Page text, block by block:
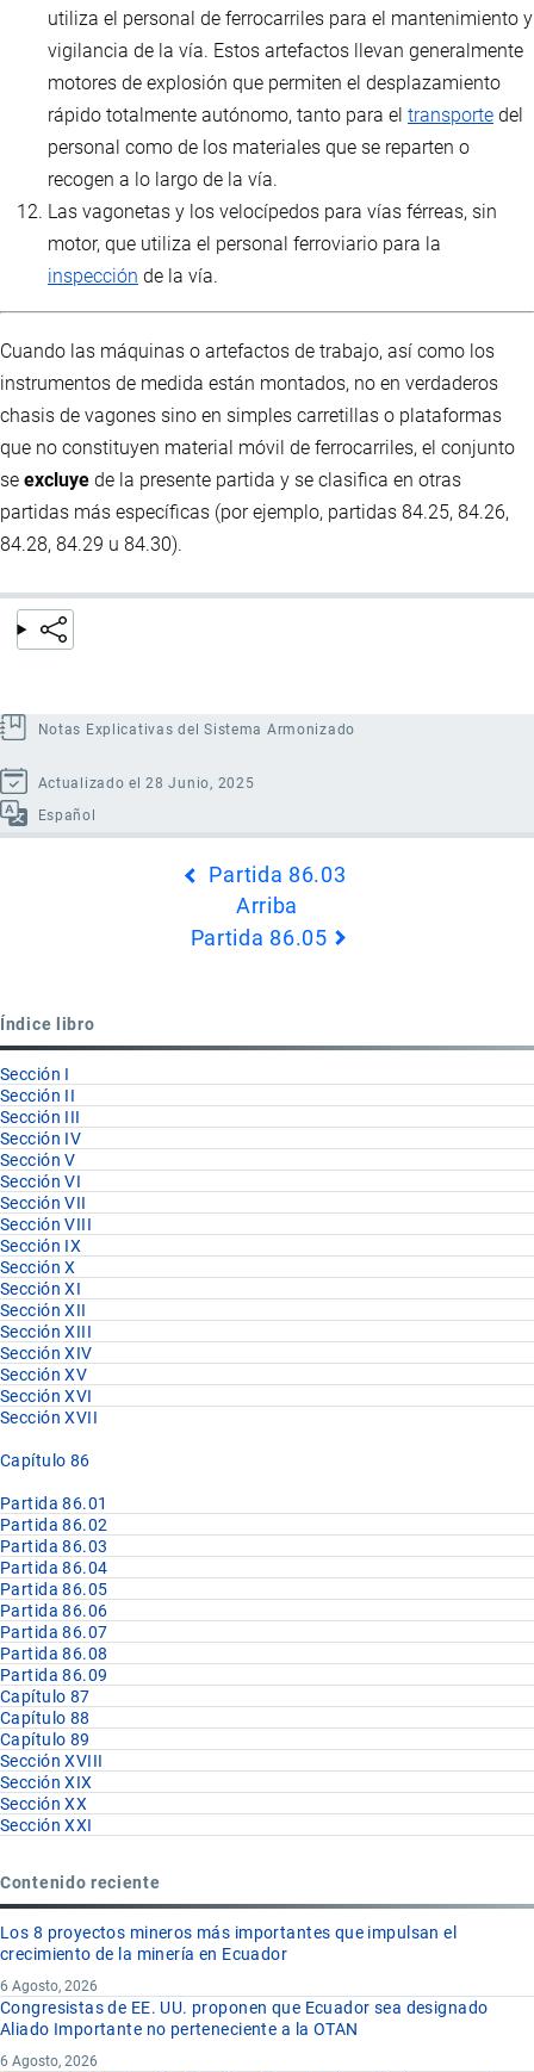
utiliza el personal de ferrocarriles para el mantenimiento y
vigilancia de la vía. Estos artefactos llevan generalmente
motores de explosión que permiten el desplazamiento
rápido totalmente autónomo, tanto para el transporte del
personal como de los materiales que se reparten o
recogen a lo largo de la vía.
Las vagonetas y los velocípedos para vías férreas, sin
motor, que utiliza el personal ferroviario para la
inspección de la vía.
Cuando las máquinas o artefactos de trabajo, así como los
instrumentos de medida están montados, no en verdaderos
chasis de vagones sino en simples carretillas o plataformas
que no constituyen material móvil de ferrocarriles, el conjunto
se excluye de la presente partida y se clasifica en otras
partidas más específicas (por ejemplo, partidas 84.25, 84.26,
84.28, 84.29 u 84.30).
Notas Explicativas del Sistema Armonizado
Actualizado el 28 Junio, 2025
Español
Partida 86.03
Arriba
Partida 86.05
Índice libro
Sección I
Sección II
Sección III
Sección IV
Sección V
Sección VI
Sección VII
Sección VIII
Sección IX
Sección X
Sección XI
Sección XII
Sección XIII
Sección XIV
Sección XV
Sección XVI
Sección XVII
Capítulo 86
Partida 86.01
Partida 86.02
Partida 86.03
Partida 86.04
Partida 86.05
Partida 86.06
Partida 86.07
Partida 86.08
Partida 86.09
Capítulo 87
Capítulo 88
Capítulo 89
Sección XVIII
Sección XIX
Sección XX
Sección XXI
Contenido reciente
Los 8 proyectos mineros más importantes que impulsan el
crecimiento de la minería en Ecuador
6 Agosto, 2026
Congresistas de EE. UU. proponen que Ecuador sea designado
Aliado Importante no perteneciente a la OTAN
6 Agosto, 2026